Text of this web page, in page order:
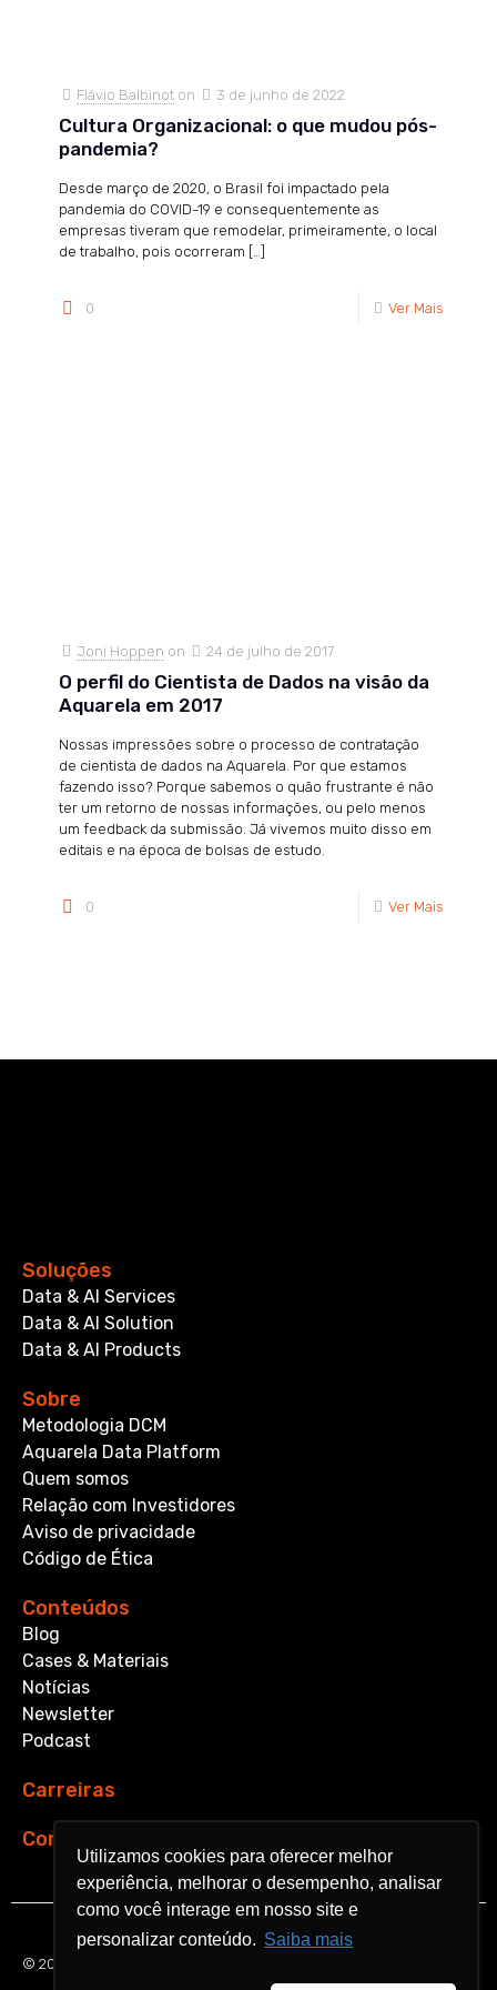
Utilizamos cookies para oferecer melhor
experiência, melhorar o desempenho, analisar
como você interage em nosso site e
personalizar conteúdo. Saiba mais
Utilizamos cookies para oferecer melhor
experiência, melhorar o desempenho, analisar
como você interage em nosso site e
personalizar conteúdo. Saiba mais
Flávio Balbinot on 3 de junho de 2022
Cultura Organizacional: o que mudou pós-
pandemia?
Desde março de 2020, o Brasil foi impactado pela
pandemia do COVID-19 e consequentemente as
empresas tiveram que remodelar, primeiramente, o local
de trabalho, pois ocorreram […]
0 Ver Mais
Joni Hoppen on 24 de julho de 2017
O perfil do Cientista de Dados na visão da
Aquarela em 2017
Nossas impressões sobre o processo de contratação
de cientista de dados na Aquarela. Por que estamos
fazendo isso? Porque sabemos o quão frustrante é não
ter um retorno de nossas informações, ou pelo menos
um feedback da submissão. Já vivemos muito disso em
editais e na época de bolsas de estudo.
0 Ver Mais
Soluções
Data & AI Services
Data & AI Solution
Data & AI Products
Sobre
Metodologia DCM
Aquarela Data Platform
Quem somos
Relação com Investidores
Aviso de privacidade
Código de Ética
Conteúdos
Blog
Cases & Materiais
Notícias
Newsletter
Podcast
Carreiras
Contato
© 2026 Aquarela Analytics. All rights reserved.